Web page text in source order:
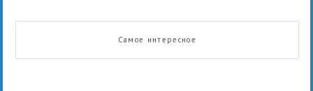
Самое интересное